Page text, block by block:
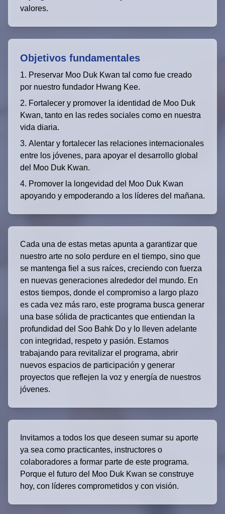
valores.
Objetivos fundamentales
Preservar Moo Duk Kwan tal como fue creado
por nuestro fundador Hwang Kee.
Fortalecer y promover la identidad de Moo Duk
Kwan, tanto en las redes sociales como en nuestra
vida diaria.
Alentar y fortalecer las relaciones internacionales
entre los jóvenes, para apoyar el desarrollo global
del Moo Duk Kwan.
Promover la longevidad del Moo Duk Kwan
apoyando y empoderando a los líderes del mañana.
Cada una de estas metas apunta a garantizar que
nuestro arte no solo perdure en el tiempo, sino que
se mantenga fiel a sus raíces, creciendo con fuerza
en nuevas generaciones alrededor del mundo. En
estos tiempos, donde el compromiso a largo plazo
es cada vez más raro, este programa busca generar
una base sólida de practicantes que entiendan la
profundidad del Soo Bahk Do y lo lleven adelante
con integridad, respeto y pasión. Estamos
trabajando para revitalizar el programa, abrir
nuevos espacios de participación y generar
proyectos que reflejen la voz y energía de nuestros
jóvenes.
Invitamos a todos los que deseen sumar su aporte
ya sea como practicantes, instructores o
colaboradores a formar parte de este programa.
Porque el futuro del Moo Duk Kwan se construye
hoy, con líderes comprometidos y con visión.